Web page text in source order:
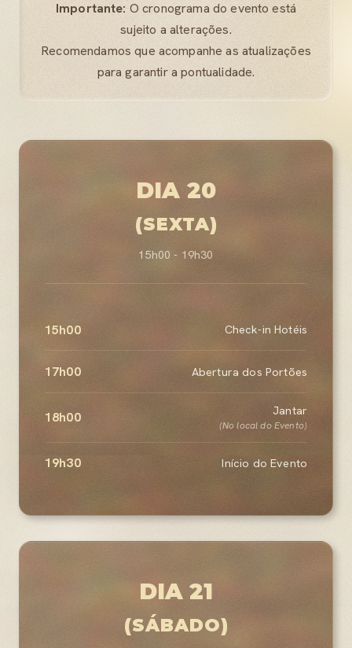
Importante: O cronograma do evento está
sujeito a alterações.
Recomendamos que acompanhe as atualizações
para garantir a pontualidade.
DIA 20
(SEXTA)
15h00 - 19h30
15h00 Check-in Hotéis
17h00 Abertura dos Portões
18h00 Jantar
(No local do Evento)
19h30 Início do Evento
DIA 21
(SÁBADO)